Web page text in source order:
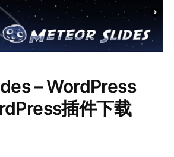
– WordPress
插件下载